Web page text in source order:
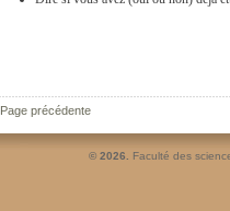
Page précédente
© 2026. Faculté des